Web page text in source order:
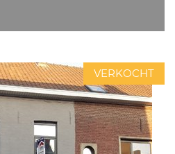
VERKOCHT